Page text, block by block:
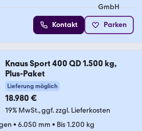
Kontakt Parken
Knaus Sport 400 QD 1.500 kg,
Plus-Paket
Lieferung möglich
18.980 €
19% MwSt. ggf. zzgl. Lieferkosten
• 6.050 mm • Bis 1.200 kg